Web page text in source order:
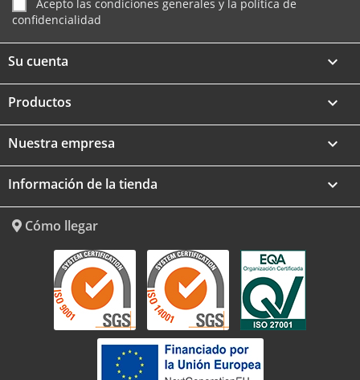
Acepto las condiciones generales y la política de
confidencialidad
Su cuenta 
Productos 
Nuestra empresa 
Información de la tienda keyboard_arrow_down
Cómo llegar